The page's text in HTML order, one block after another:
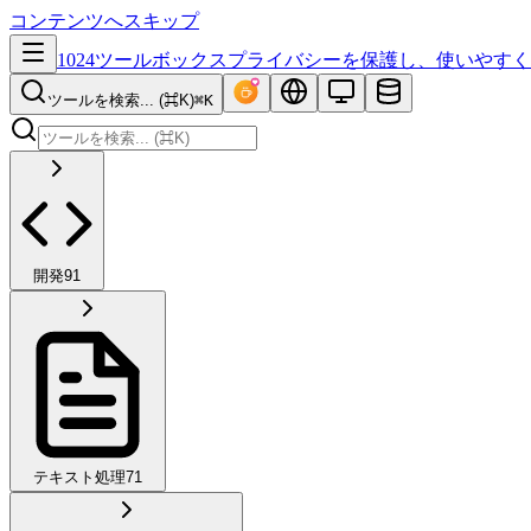
コンテンツへスキップ
1024ツールボックスプライバシーを保護し、使いやす
ツールを検索... (⌘K)⌘K
開発91
テキスト処理71